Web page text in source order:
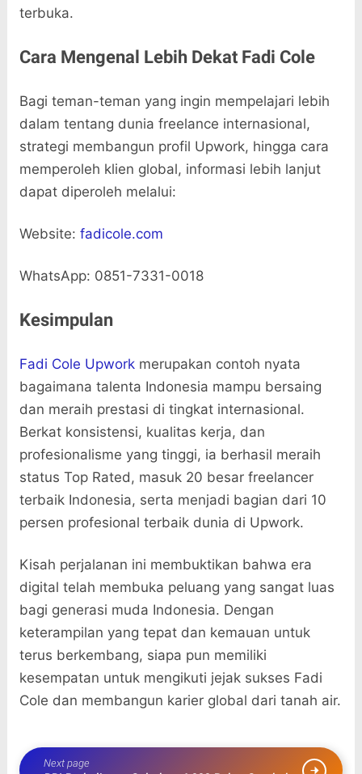
terbuka.
Cara Mengenal Lebih Dekat Fadi Cole
Bagi teman-teman yang ingin mempelajari lebih
dalam tentang dunia freelance internasional,
strategi membangun profil Upwork, hingga cara
memperoleh klien global, informasi lebih lanjut
dapat diperoleh melalui:
Website: fadicole.com
WhatsApp: 0851-7331-0018
Kesimpulan
Fadi Cole Upworkmerupakan contoh nyata
bagaimana talenta Indonesia mampu bersaing
dan meraih prestasi di tingkat internasional.
Berkat konsistensi, kualitas kerja, dan
profesionalisme yang tinggi, ia berhasil meraih
status Top Rated, masuk 20 besar freelancer
terbaik Indonesia, serta menjadi bagian dari 10
persen profesional terbaik dunia di Upwork.
Kisah perjalanan ini membuktikan bahwa era
digital telah membuka peluang yang sangat luas
bagi generasi muda Indonesia. Dengan
keterampilan yang tepat dan kemauan untuk
terus berkembang, siapa pun memiliki
kesempatan untuk mengikuti jejak sukses Fadi
Cole dan membangun karier global dari tanah air.
Next page